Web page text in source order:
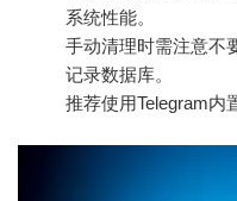
系统性能。
手动清理时需注意不
记录数据库。
推荐使用Telegram内